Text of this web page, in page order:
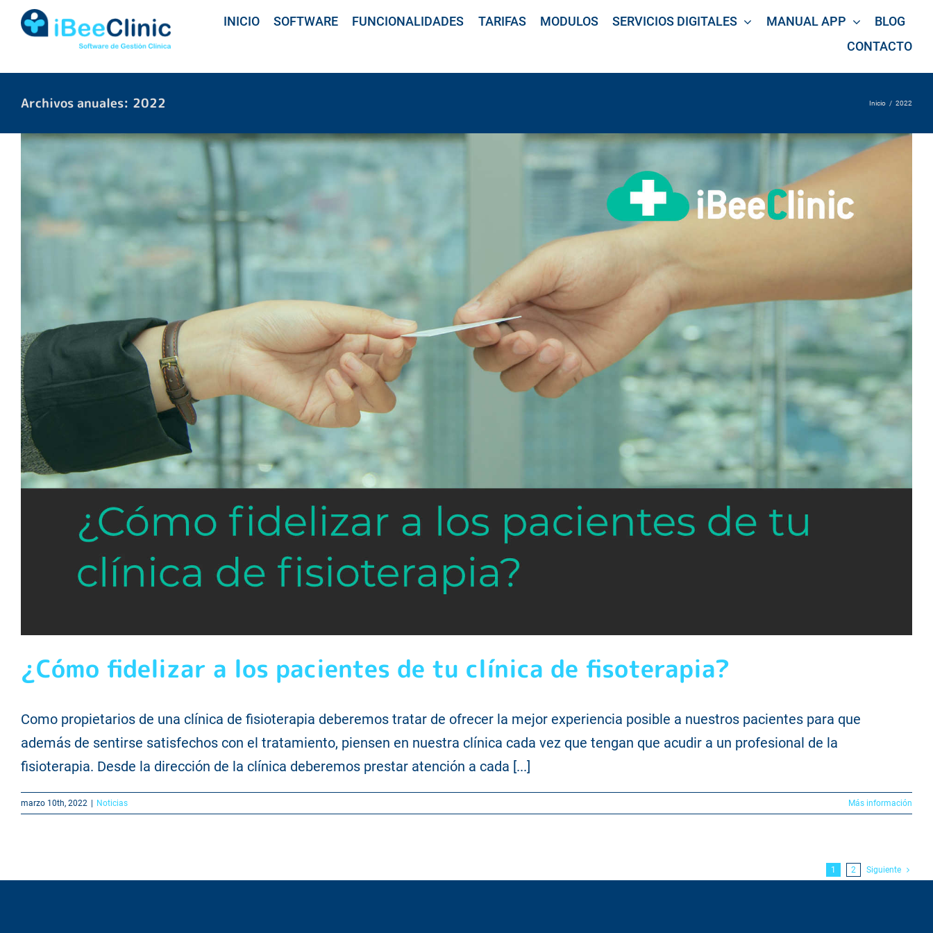
Saltar
INICIO SOFTWARE FUNCIONALIDADES TARIFAS MODULOS SERVICIOS DIGITALES MANUAL APP
BLOG
CONTACTO
Archivos anuales: 2022 Inicio / 2022
¿Cómo fidelizar a los pacientes de tu clínica de fisoterapia?
Como propietarios de una clínica de fisioterapia deberemos tratar de ofrecer la mejor experiencia posible a nuestros pacientes para que
además de sentirse satisfechos con el tratamiento, piensen en nuestra clínica cada vez que tengan que acudir a un profesional de la
fisioterapia. Desde la dirección de la clínica deberemos prestar atención a cada [...]
marzo 10th, 2022 Noticias Más información
1 2 Siguiente